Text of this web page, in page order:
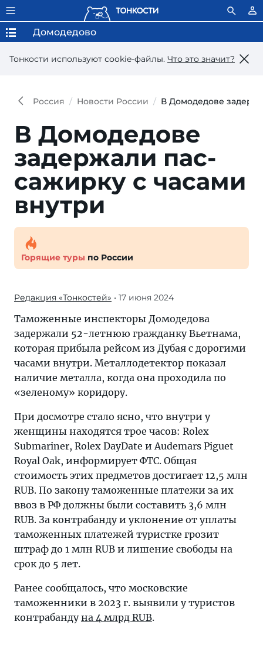
Тонкости используют сookie-файлы. Что это значит?
Домодедово
Россия Новости России В Домодедове
В Домодедове
задержали пас­
сажирку с часа­ми
внутри
Горящие туры по России
Редакция «Тонкостей» • 17 июня 2024
Таможенные инспекторы Домодедова
задержали 52-летнюю гражданку Вьетнама,
которая прибыла рейсом из Дубая с дорогими
часами внутри. Металлодетектор показал
наличие металла, когда она проходила по
«зеленому» коридору.
При досмотре стало ясно, что внутри у
женщины находятся трое часов: Rolex
Submariner, Rolex DayDate и Audemars Piguet
Royal Oak, информирует ФТС. Общая
стоимость этих предметов достигает 12,5 млн
RUB. По закону таможенные платежи за их
ввоз в РФ должны были составить 3,6 млн
RUB. За контрабанду и уклонение от уплаты
таможенных платежей туристке грозит
штраф до 1 млн RUB и лишение свободы на
срок до 5 лет.
Ранее сообщалось, что московские
таможенники в 2023 г. выявили у туристов
контрабандуна 4 млрд RUB.